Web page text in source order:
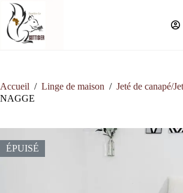
Passer
contenu
Accueil / Linge de maison / Jeté de canapé/
NAGGE
ÉPUISÉ